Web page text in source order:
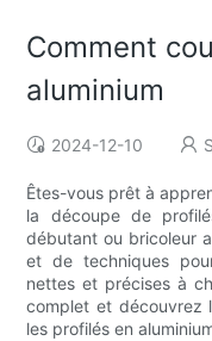
Comment
aluminium
2024-12-10
Êtes-vous prêt à
la découpe de
débutant ou bricoleur
et de techniques
nettes et précises à
complet et découvrez
les profilés en